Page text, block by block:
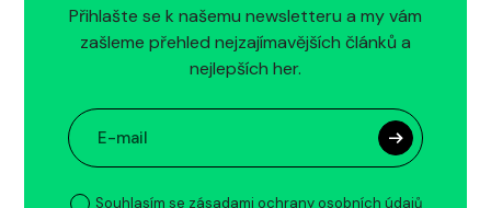
Přihlašte se k našemu newsletteru a my vám
zašleme přehled nejzajímavějších článků a
nejlepších her.
Souhlasím se zásadami ochrany osobních údajů